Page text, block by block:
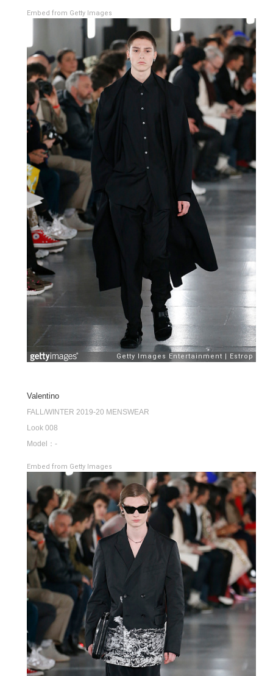
Embed from Getty Images
Valentino
FALL/WINTER 2019-20 MENSWEAR
Look 008
Model：-
Embed from Getty Images